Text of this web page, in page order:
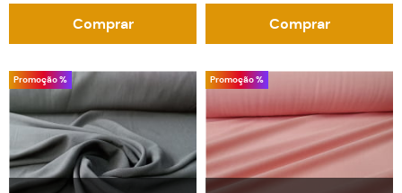
Comprar Comprar
Promoção % Promoção %